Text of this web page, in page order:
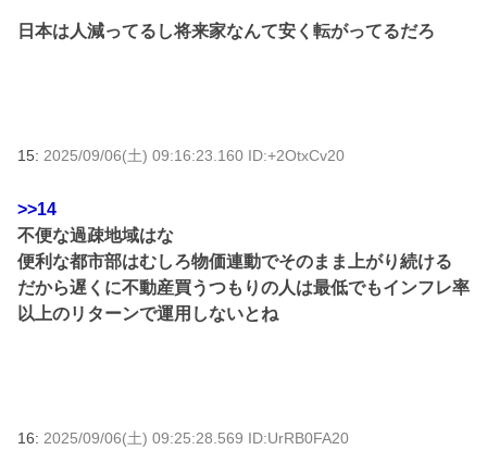
日本は人減ってるし将来家なんて安く転がってるだろ
15: 2025/09/06(土) 09:16:23.160 ID:+2OtxCv20
>>14
不便な過疎地域はな
便利な都市部はむしろ物価連動でそのまま上がり続ける
だから遅くに不動産買うつもりの人は最低でもインフレ率
以上のリターンで運用しないとね
16: 2025/09/06(土) 09:25:28.569 ID:UrRB0FA20